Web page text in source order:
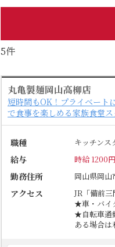
5件
丸亀製麺岡山高柳店
短時間もOK！プライベート
で食事を楽しめる家族食堂ス
職種 キッチンス
給与 時給 1200円
勤務住所 岡山県岡山
アクセス
JR「備前
★車・バイ
★自転車通
ある場合は